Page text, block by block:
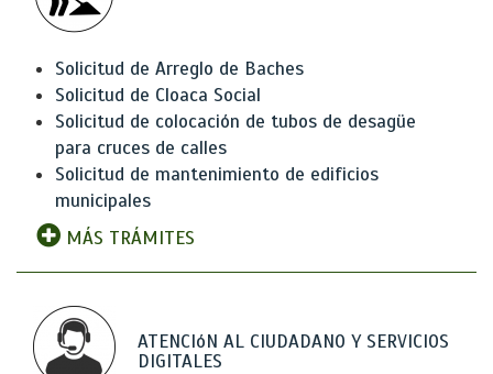
Solicitud de Arreglo de Baches
Solicitud de Cloaca Social
Solicitud de colocación de tubos de desagüe
para cruces de calles
Solicitud de mantenimiento de edificios
municipales
MÁS TRÁMITES
ATENCIóN AL CIUDADANO Y SERVICIOS
DIGITALES